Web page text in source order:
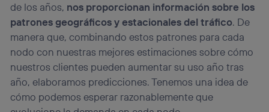
de los años, nos proporcionan información sobre los
patrones geográficos y estacionales del tráfico. De
manera que, combinando estos patrones para cada
nodo con nuestras mejores estimaciones sobre cómo
nuestros clientes pueden aumentar su uso año tras
año, elaboramos predicciones. Tenemos una idea de
cómo podemos esperar razonablemente que